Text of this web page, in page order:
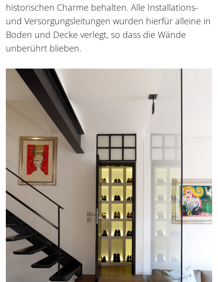
historischen Charme behalten. Alle Installations-
und Versorgungsleitungen wurden hierfür alleine in
Boden und Decke verlegt, so dass die Wände
unberührt blieben.